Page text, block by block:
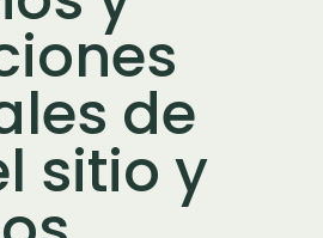
de
sitio y